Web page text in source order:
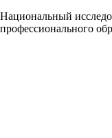
Национальный
профессионального